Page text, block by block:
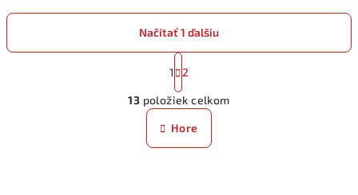
O
v
l
á
Načítať 1 ďalšiu
S
t
r
á
k
o
1 2
13 položiek celkom
Hore